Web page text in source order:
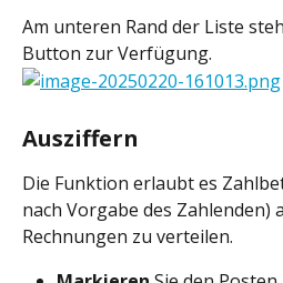
Am unteren Rand der Liste
Button zur Verfügung.
Ausziffern
Die Funktion erlaubt es
nach Vorgabe des Zahlenden)
Rechnungen zu verteilen.